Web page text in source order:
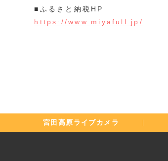
■ふるさと納税HP
https://www.miyafull.jp/
宮田高原ライブカメラ